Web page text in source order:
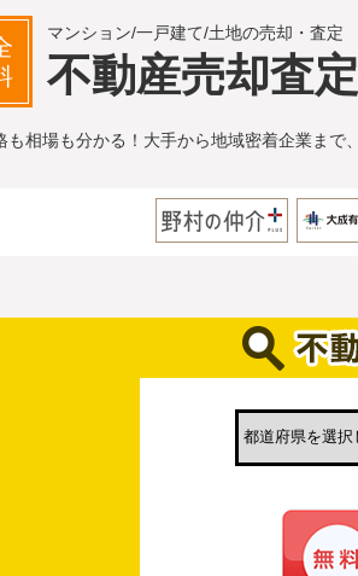
マンション/一戸建て/土地の売却・査定
不動産売却査定
も相場も分かる！大手から地域密着企業まで、